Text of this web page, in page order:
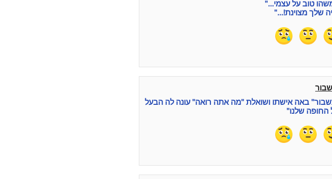
טוב על עצמי..."
שלך מצוינת!..."
באה אישתו ושואלת "מה אתה רואה" עונה לה הבעל
שלנו"